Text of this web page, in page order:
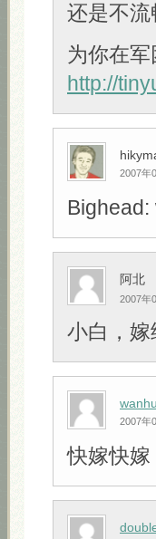
还是不流
为你在
http://
2007年
阿北
2007年
小白，
2007年
快嫁快嫁